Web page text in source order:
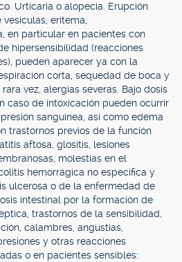
Urticaria o alopecia. Erupción
eritema,
en particular en pacientes con
hipersensibilidad (reacciones
pueden aparecer ya con la
corta, sequedad de boca y
vez, alergias severas. Bajo dosis
caso de intoxicación pueden ocurrir
sanguínea, así como edema
trastornos previos de la función
aftosa, glositis, lesiones
molestias en el
hemorrágica no específica y
ulcerosa o de la enfermedad de
intestinal por la formación de
trastornos de la sensibilidad,
calambres, angustias,
y otras reacciones
o en pacientes sensibles: